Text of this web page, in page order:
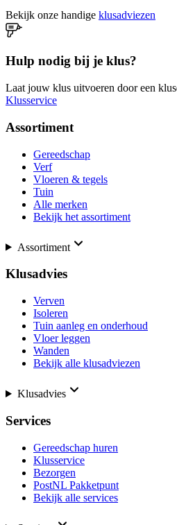
Bekijk onze handige klusadviezen
Hulp nodig bij je klus?
Laat jouw klus uitvoeren door een
Klusservice
Assortiment
Gereedschap
Verf
Vloeren & tegels
Tuin
Alle merken
Bekijk het assortiment
Assortiment
Klusadvies
Verven
Isoleren
Tuin aanleg en onderhoud
Vloer leggen
Wanden
Bekijk alle klusadviezen
Klusadvies
Services
Gereedschap huren
Klusservice
Bezorgen
PostNL Pakketpunt
Bekijk alle services